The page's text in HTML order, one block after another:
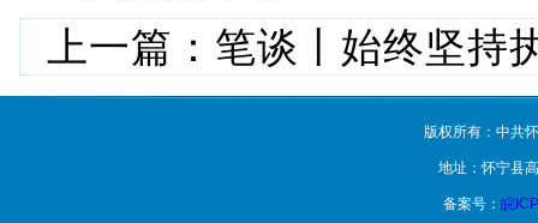
上一篇： 笔谈丨始终坚持
版权所有：中共
地址：怀宁县
备案号： 皖